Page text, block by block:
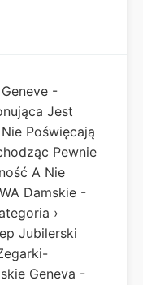
-
Jest
Poświęcają
Pewnie
A Nie
Damskie -
›
Jubilerski
Geneva -